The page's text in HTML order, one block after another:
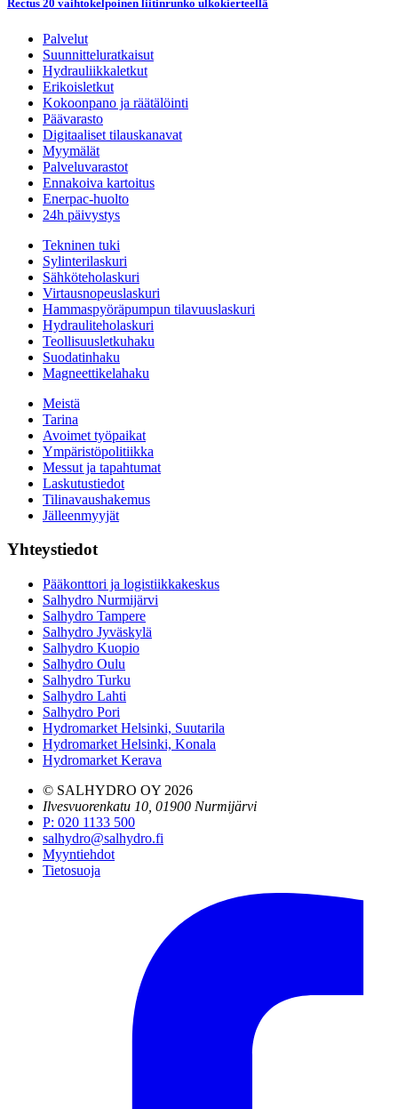
Rectus 20 vaihtokelpoinen liitinrunko ulkokierteellä
Palvelut
Suunnitteluratkaisut
Hydrauliikkaletkut
Erikoisletkut
Kokoonpano ja räätälöinti
Päävarasto
Digitaaliset tilauskanavat
Myymälät
Palveluvarastot
Ennakoiva kartoitus
Enerpac-huolto
24h päivystys
Tekninen tuki
Sylinterilaskuri
Sähköteholaskuri
Virtausnopeuslaskuri
Hammaspyöräpumpun tilavuuslaskuri
Hydrauliteholaskuri
Teollisuusletkuhaku
Suodatinhaku
Magneettikelahaku
Meistä
Tarina
Avoimet työpaikat
Ympäristöpolitiikka
Messut ja tapahtumat
Laskutustiedot
Tilinavaushakemus
Jälleenmyyjät
Yhteystiedot
Pääkonttori ja logistiikkakeskus
Salhydro Nurmijärvi
Salhydro Tampere
Salhydro Jyväskylä
Salhydro Kuopio
Salhydro Oulu
Salhydro Turku
Salhydro Lahti
Salhydro Pori
Hydromarket Helsinki, Suutarila
Hydromarket Helsinki, Konala
Hydromarket Kerava
© SALHYDRO OY 2026
Ilvesvuorenkatu 10, 01900 Nurmijärvi
P: 020 1133 500
salhydro@salhydro.fi
Myyntiehdot
Tietosuoja